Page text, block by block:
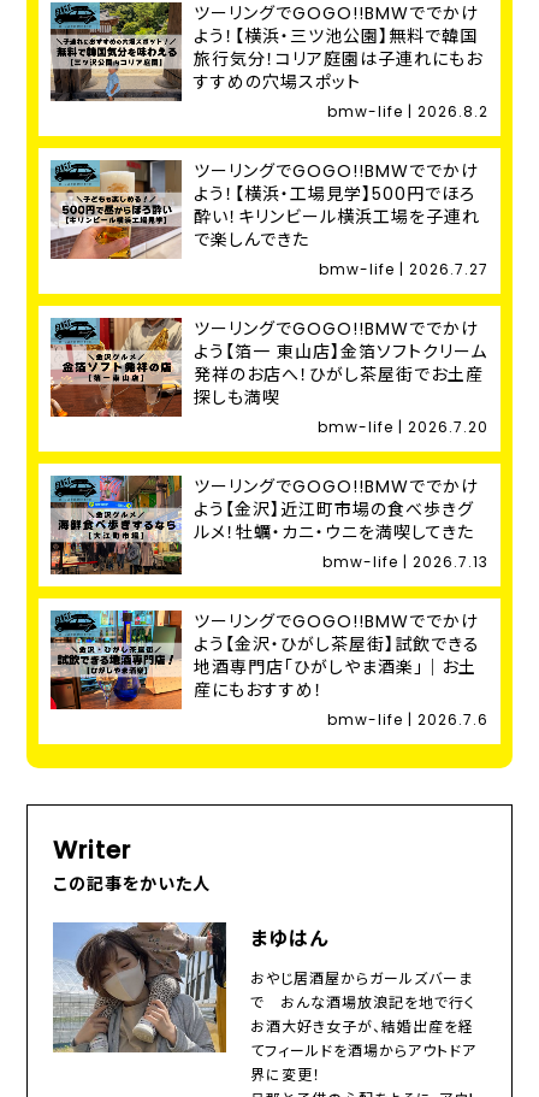
ツーリングでGOGO!!BMWででかけ
よう！【横浜・三ツ池公園】無料で韓国
旅行気分！コリア庭園は子連れにもお
すすめの穴場スポット
bmw-life | 2026.8.2
ツーリングでGOGO!!BMWででかけ
よう！【横浜・工場見学】500円でほろ
酔い！キリンビール横浜工場を子連れ
で楽しんできた
bmw-life | 2026.7.27
ツーリングでGOGO!!BMWででかけ
よう【箔一 東山店】金箔ソフトクリーム
発祥のお店へ！ひがし茶屋街でお土産
探しも満喫
bmw-life | 2026.7.20
ツーリングでGOGO!!BMWででかけ
よう【金沢】近江町市場の食べ歩きグ
ルメ！牡蠣・カニ・ウニを満喫してきた
bmw-life | 2026.7.13
ツーリングでGOGO!!BMWででかけ
よう【金沢・ひがし茶屋街】試飲できる
地酒専門店「ひがしやま酒楽」｜お土
産にもおすすめ！
bmw-life | 2026.7.6
Writer
この記事をかいた人
まゆはん
おやじ居酒屋からガールズバーま
で おんな酒場放浪記を地で行く
お酒大好き女子が、結婚出産を経
てフィールドを酒場からアウトドア
界に変更！